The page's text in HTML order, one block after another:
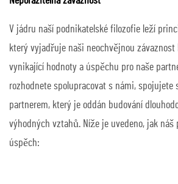
V jádru naší podnikatelské filozofie leží
který vyjadřuje naši neochvějnou závaznost
vynikající hodnoty a úspěchu pro naše
rozhodnete spolupracovat s námi, spojujete
partnerem, který je oddán budování
výhodných vztahů. Níže je uvedeno, jak
úspěch: